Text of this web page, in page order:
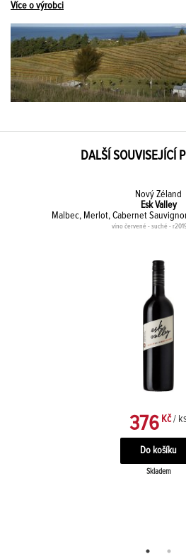
Více o výrobci
DALŠÍ SOUVISEJÍCÍ
Nový Zéland
Esk Valley
Malbec, Merlot, Cabernet
víno červené - suché -
376 Kč /
Skladem